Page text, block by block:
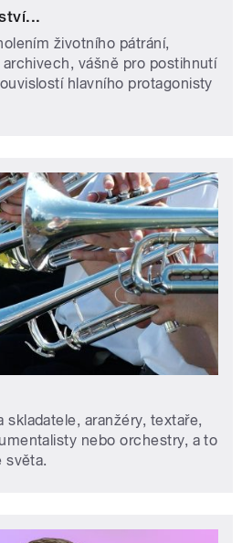
životního pátrání,
vášně pro postihnutí
hlavního protagonisty
skladatele, aranžéry, textaře,
nebo orchestry, a to
světa.